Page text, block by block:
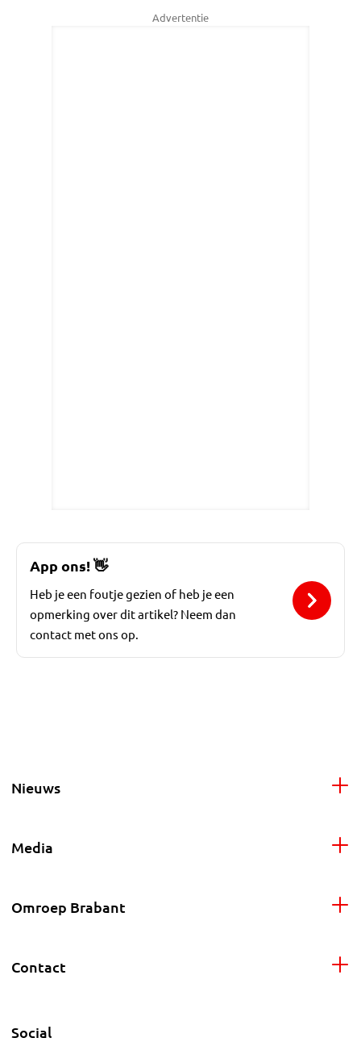
Advertentie
App ons!👋
Heb je een foutje gezien of heb je een
opmerking over dit artikel? Neem dan
contact met ons op.
Nieuws
Media
Omroep Brabant
Contact
Social